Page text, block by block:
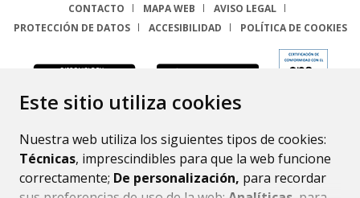
Este sitio utiliza cookies
Nuestra web utiliza los siguientes tipos de cookies:
Técnicas, imprescindibles para que la web funcione
correctamente; De personalización, para recordar
CONTACTO
MAPA WEB
AVISO LEGAL
PROTECCIÓN DE DATOS
ACCESIBILIDAD POLÍTICA DE COOKIES